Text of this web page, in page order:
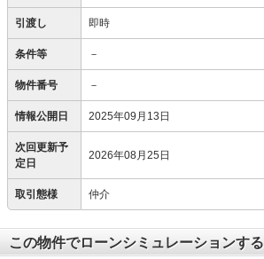
引渡し 即時
条件等 －
物件番号 －
情報公開日 2025年09月13日
次回更新予
定日
2026年08月25日
取引態様 仲介
この物件でローンシミュレーションする